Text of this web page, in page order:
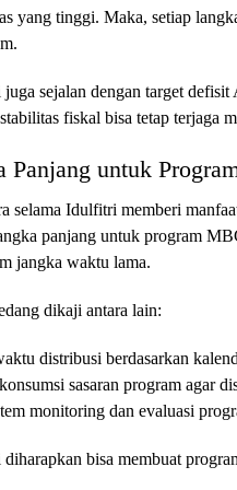
yang tinggi. Maka, setiap
sejalan dengan target
fiskal bisa tetap terjaga
Panjang untuk
selama Idulfitri memberi
panjang untuk program
jangka waktu lama.
dikaji antara lain:
distribusi berdasarkan
sasaran program agar
monitoring dan evaluasi
bisa membuat